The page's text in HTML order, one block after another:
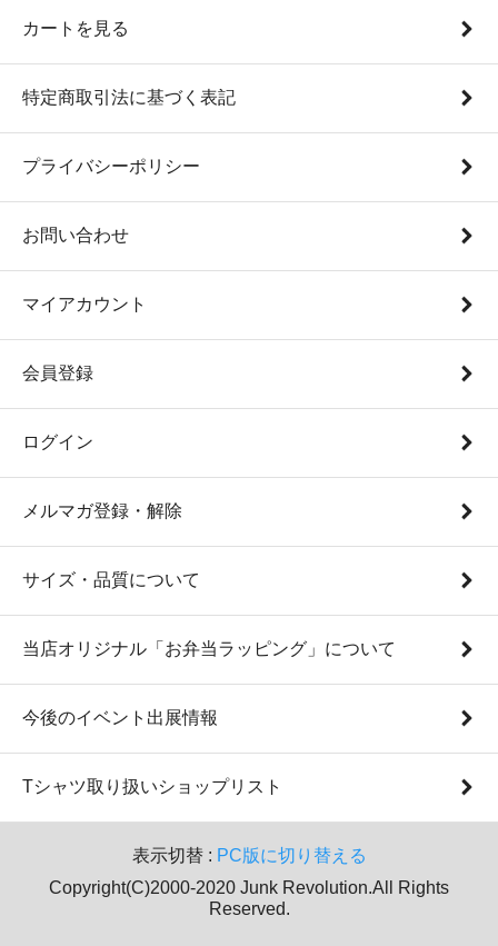
カートを見る
特定商取引法に基づく表記
プライバシーポリシー
お問い合わせ
マイアカウント
会員登録
ログイン
メルマガ登録・解除
サイズ・品質について
当店オリジナル「お弁当ラッピング」について
今後のイベント出展情報
Tシャツ取り扱いショップリスト
表示切替 : PC版に切り替える
Copyright(C)2000-2020 Junk Revolution.All Rights
Reserved.